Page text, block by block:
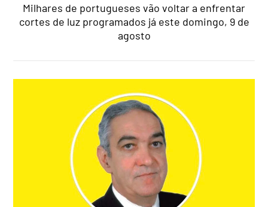
Milhares de portugueses vão voltar a enfrentar
cortes de luz programados já este domingo, 9 de
agosto